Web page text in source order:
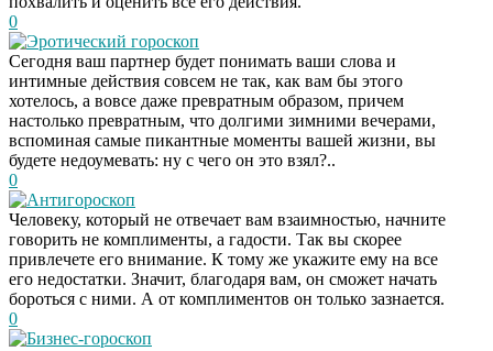
0
Эротический гороскоп
Сегодня ваш партнер будет понимать ваши слова и
интимные действия совсем не так, как вам бы этого
хотелось, а вовсе даже превратным образом, причем
настолько превратным, что долгими зимними вечерами,
вспоминая самые пикантные моменты вашей жизни, вы
будете недоумевать: ну с чего он это взял?..
0
Антигороскоп
Человеку, который не отвечает вам взаимностью, начните
говорить не комплименты, а гадости. Так вы скорее
привлечете его внимание. К тому же укажите ему на все
его недостатки. Значит, благодаря вам, он сможет начать
бороться с ними. А от комплиментов он только зазнается.
0
Бизнес-гороскоп